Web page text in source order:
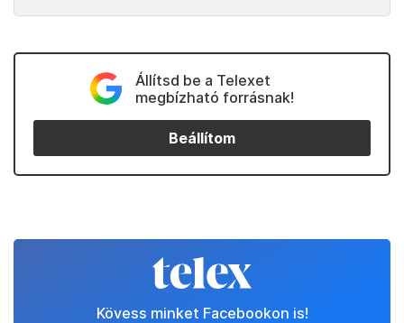
Állítsd be a Telexet
megbízható forrásnak!
Beállítom
Kövess minket Facebookon is!